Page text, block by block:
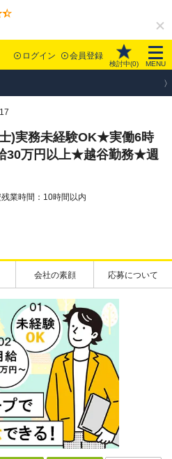
ログイン 会員登録
検討中(0) MENU
)実務未経験OK★実働6時
30万円以上★越谷勤務★週
残業時間：10時間以内
会社の素顔 応募について